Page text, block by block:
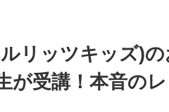
リッツキッズ)の
が受講！本音の